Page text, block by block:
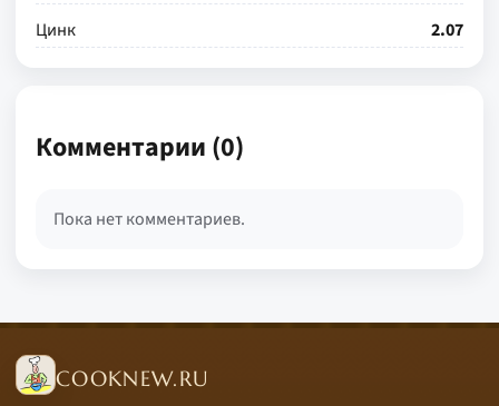
Цинк
2.07
Комментарии (0)
Пока нет комментариев.
COOKNEW.RU